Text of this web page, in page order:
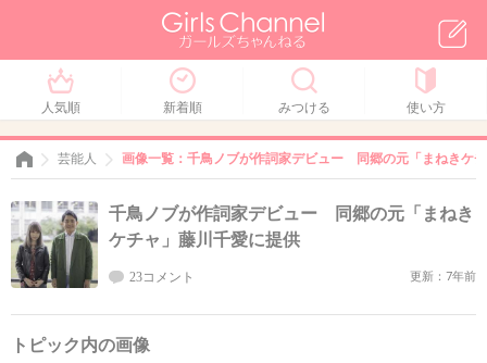
人気順 新着順 みつける 使い方
芸能人 画像一覧：千鳥ノブが作詞家デビュー 同郷の元「まねきケ
千鳥ノブが作詞家デビュー 同郷の元「まねき
ケチャ」藤川千愛に提供
23コメント 更新：7年前
トピック内の画像